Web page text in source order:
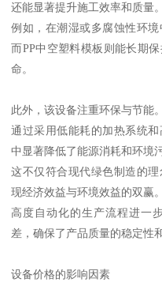
还能显著提升施工效率和质量。
例如，在潮湿或多腐蚀性环
而PP中空塑料模板则能长期
命。
此外，该设备注重环保与节能。
通过采用低能耗的加热系统
中显著降低了能源消耗和环境
这不仅符合现代绿色制造的
现经济效益与环境效益的双赢。
高度自动化的生产流程进一
差，确保了产品质量的稳定性
设备价格的影响因素